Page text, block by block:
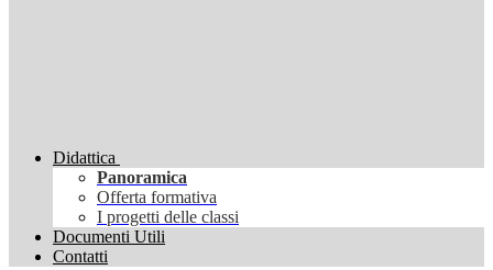
Didattica
Panoramica
Offerta formativa
I progetti delle classi
Documenti Utili
Contatti